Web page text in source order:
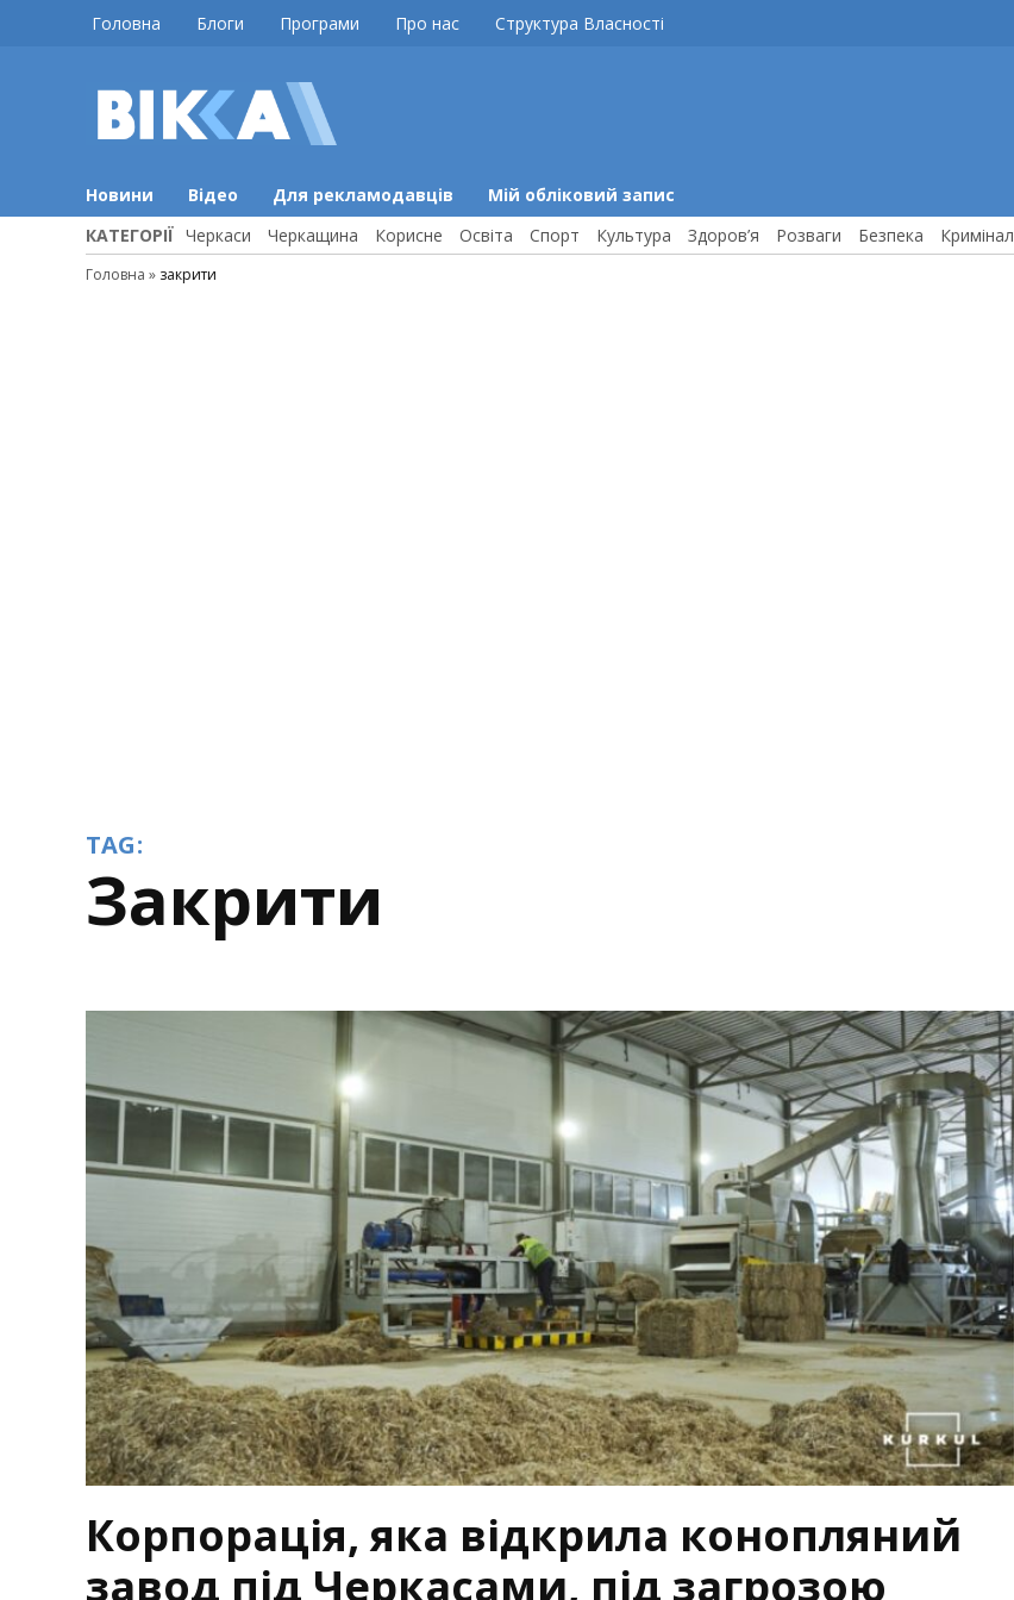
Головна Блоги Програми Про нас Структура Власності
Новини Відео Для рекламодавців Мій обліковий запис
КАТЕГОРІЇ Черкаси Черкащина Корисне Освіта Спорт Культура Здоров’я Розваги Безпека Кримінал
Головна » закрити
TAG:
закрити
Корпорація, яка відкрила конопляний
завод під Черкасами, під загрозою